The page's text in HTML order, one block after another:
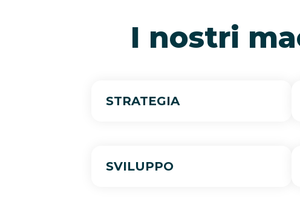
I nostri
STRATEGIA
SVILUPPO